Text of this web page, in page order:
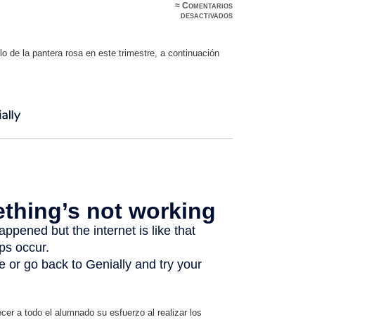
≈Comentarios
desactivadosen
de la pantera rosa en este trimestre, a continuación
a todo el alumnado su esfuerzo al realizar los